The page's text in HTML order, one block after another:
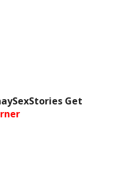
Get